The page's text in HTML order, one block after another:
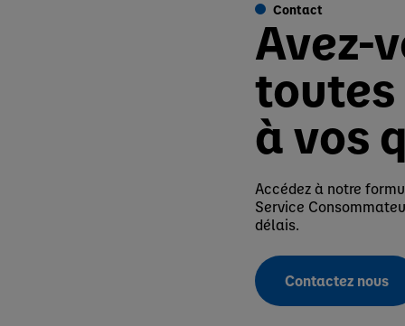
Contact
Avez-
toutes
à vos
Accédez à notre
Service
délais.
Contactez nous